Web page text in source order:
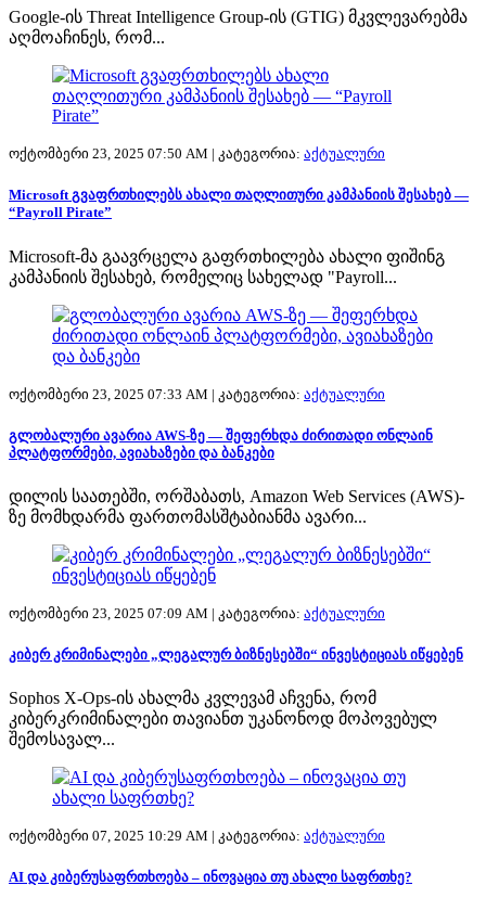
Google-ის Threat Intelligence Group-ის (GTIG) მკვლევარებმა
აღმოაჩინეს, რომ...
ოქტომბერი 23, 2025 07:50 AM | კატეგორია: აქტუალური
Microsoft გვაფრთხილებს ახალი თაღლითური კამპანიის შესახებ —
“Payroll Pirate”
Microsoft-მა გაავრცელა გაფრთხილება ახალი ფიშინგ
კამპანიის შესახებ, რომელიც სახელად "Payroll...
ოქტომბერი 23, 2025 07:33 AM | კატეგორია: აქტუალური
გლობალური ავარია AWS-ზე — შეფერხდა ძირითადი ონლაინ
პლატფორმები, ავიახაზები და ბანკები
დილის საათებში, ორშაბათს, Amazon Web Services (AWS)-
ზე მომხდარმა ფართომასშტაბიანმა ავარი...
ოქტომბერი 23, 2025 07:09 AM | კატეგორია: აქტუალური
კიბერ კრიმინალები „ლეგალურ ბიზნესებში“ ინვესტიციას იწყებენ
Sophos X-Ops-ის ახალმა კვლევამ აჩვენა, რომ
კიბერკრიმინალები თავიანთ უკანონოდ მოპოვებულ
შემოსავალ...
ოქტომბერი 07, 2025 10:29 AM | კატეგორია: აქტუალური
AI და კიბერუსაფრთხოება – ინოვაცია თუ ახალი საფრთხე?